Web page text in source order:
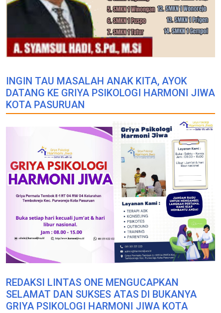
INGIN TAU MASALAH ANAK KITA, AYOK
DATANG KE GRIYA PSIKOLOGI HARMONI JIWA
KOTA PASURUAN
REDAKSI LINTAS ONE MENGUCAPKAN
SELAMAT DAN SUKSES ATAS DI BUKANYA
GRIYA PSIKOLOGI HARMONI JIWA KOTA